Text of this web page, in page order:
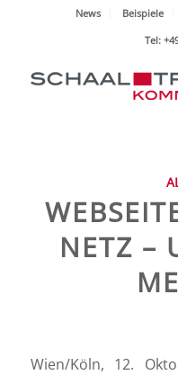
News Beispiele
Tel:
NETZ –
Wien/Köln, 12.